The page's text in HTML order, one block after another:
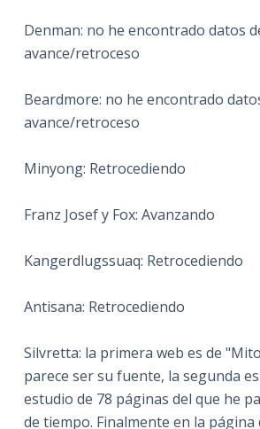
Denman: no he encontrado datos
avance/retroceso
Beardmore: no he encontrado
avance/retroceso
Minyong: Retrocediendo
Franz Josef y Fox: Avanzando
Kangerdlugssuaq: Retrocediendo
Antisana: Retrocediendo
Silvretta: la primera web es de
parece ser su fuente, la segunda
estudio de 78 páginas del que he
de tiempo. Finalmente en la página